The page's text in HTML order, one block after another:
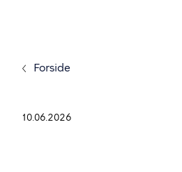
Forside
10.06.2026